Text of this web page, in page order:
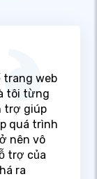
trang web
tôi từng
trợ giúp
quá trình
nên vô
trợ của
ra